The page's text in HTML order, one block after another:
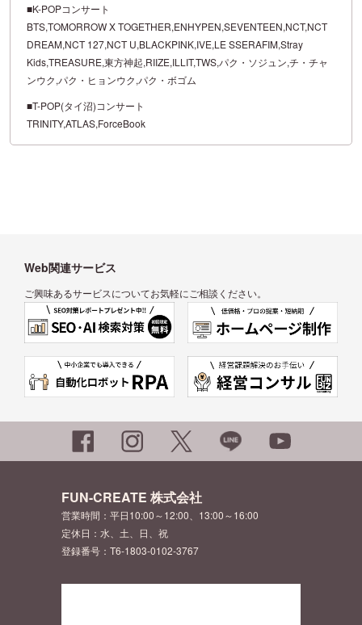
■K-POPコンサート
BTS,TOMORROW X TOGETHER,ENHYPEN,SEVENTEEN,NCT,NCT
DREAM,NCT 127,NCT U,BLACKPINK,IVE,LE SSERAFIM,Stray
Kids,TREASURE,東方神起,RIIZE,ILLIT,TWS,パク・ソジュン,チ・チャ
ンウク,パク・ヒョンウク,パク・ボゴム
■T-POP(タイ沼)コンサート
TRINITY,ATLAS,ForceBook
Web関連サービス
ご興味あるサービスについてお気軽にご相談ください。
FUN-CREATE 株式会社
営業時間：平日10:00～12:00、13:00～16:00
定休日：水、土、日、祝
登録番号：T6-1803-0102-3767